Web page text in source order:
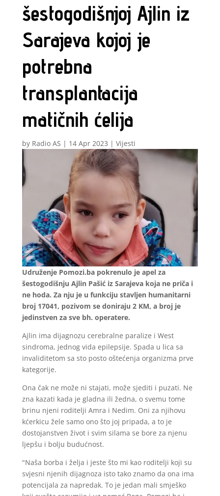
šestogodišnjoj Ajlin iz
Sarajeva kojoj je
potrebna
transplantacija
matičnih ćelija
by Radio AS | 14 Apr 2023 | Vijesti
Udruženje Pomozi.ba pokrenulo je apel za
šestogodišnju Ajlin Pašić iz Sarajeva koja ne priča i
ne hoda. Za nju je u funkciju stavljen humanitarni
broj 17041, pozivom se doniraju 2 KM, a broj je
jedinstven za sve bh. operatere.
Ajlin ima dijagnozu cerebralne paralize i West
sindroma, jednog vida epilepsije. Spada u lica sa
invaliditetom sa sto posto oštećenja organizma prve
kategorije.
Ona čak ne može ni stajati, može sjediti i puzati. Ne
zna kazati kada je gladna ili žedna, o svemu tome
brinu njeni roditelji Amra i Nedim. Oni za njihovu
kćerkicu žele samo ono što joj pripada, a to je
dostojanstven život i svim silama se bore za njenu
ljepšu i bolju budućnost.
"Naša borba i želja i jeste što mi kao roditelji koji su
svjesni njenih dijagnoza isto tako znamo da ona ima
potencijala za napredak. To je jedan mali smješko